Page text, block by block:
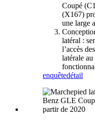
Coupé
(X167)
une large
latéral :
l’accès
latérale
enquêtedétail